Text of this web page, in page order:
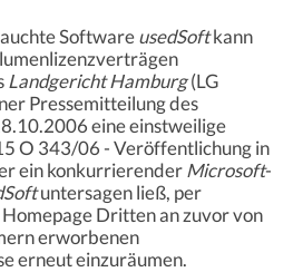
SoftwareusedSoftkann
Landgericht Hamburg(LG
Pressemitteilung des
eine einstweilige
O 343/06 - Veröffentlichung in
ein konkurrierenderMicrosoft-
untersagen ließ, per
Dritten an zuvor von
erworbenen
erneut einzuräumen.